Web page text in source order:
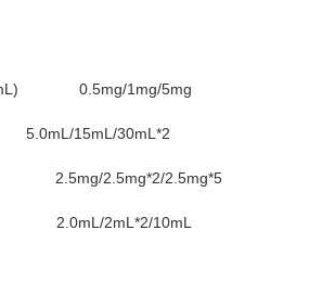
mL) 0.5mg/1mg/5mg
15mL/30mL*2
2.5mg/2.5mg*2/2.5mg*5
2.0mL/2mL*2/10mL